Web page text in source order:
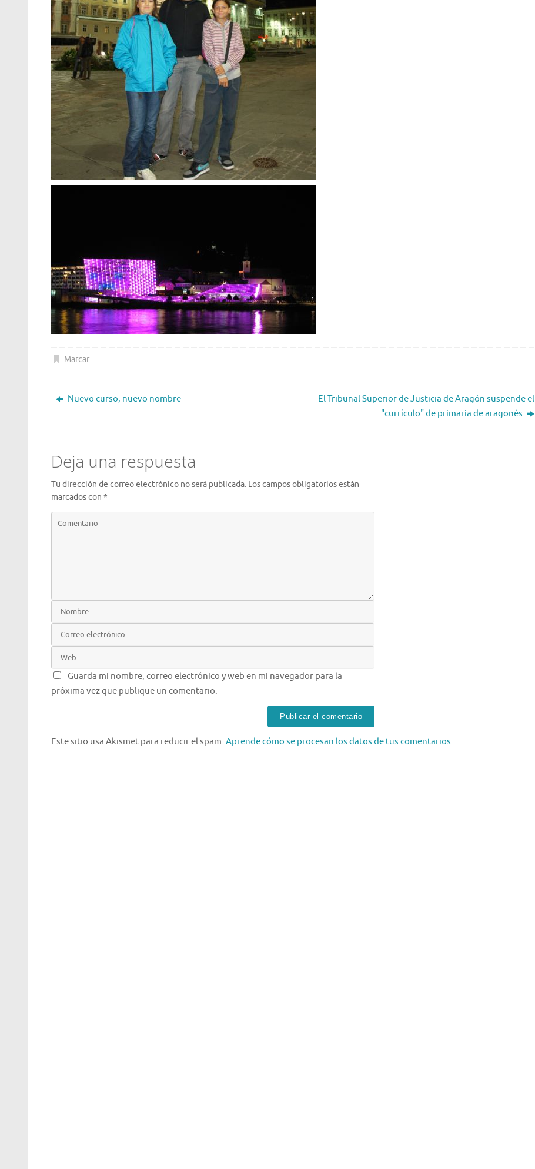
Marcar.
Nuevo curso, nuevo nombre
El Tribunal Superior de Justicia de Aragón suspende el
"currículo" de primaria de aragonés
Deja una respuesta
Tu dirección de correo electrónico no será publicada. Los campos obligatorios están
marcados con *
Guarda mi nombre, correo electrónico y web en mi navegador para la
próxima vez que publique un comentario.
Este sitio usa Akismet para reducir el spam. Aprende cómo se procesan los datos de tus comentarios.